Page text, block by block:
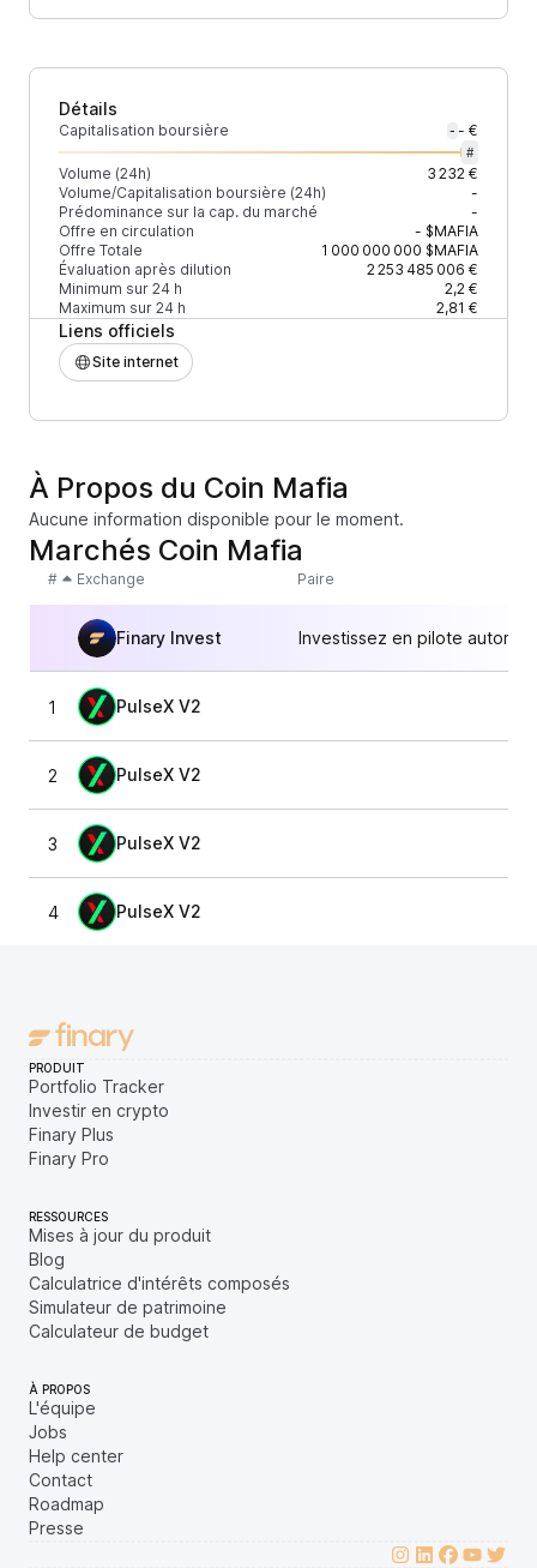
Détails
Capitalisation boursière - - €
#
Volume (24h)
3 232 €
Volume/Capitalisation boursière (24h)
-
Prédominance sur la cap. du marché
-
Offre en circulation
- $MAFIA
Offre Totale
1 000 000 000 $MAFIA
Évaluation après dilution
2 253 485 006 €
Minimum sur 24 h
2,2 €
Maximum sur 24 h
2,81 €
Liens officiels
Site internet
À Propos du Coin Mafia
Aucune information disponible pour le moment.
Marchés Coin Mafia
# Exchange Paire
Finary Invest Investissez en pilote
1 PulseX V2
2 PulseX V2
3 PulseX V2
4 PulseX V2
PRODUIT
Portfolio Tracker
Investir en crypto
Finary Plus
Finary Pro
RESSOURCES
Mises à jour du produit
Blog
Calculatrice d'intérêts composés
Simulateur de patrimoine
Calculateur de budget
À PROPOS
L'équipe
Jobs
Help center
Contact
Roadmap
Presse